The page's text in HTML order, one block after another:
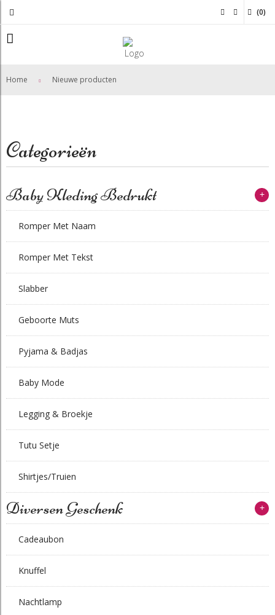
(0)
Home Nieuwe producten
Categorieën
+
Baby Kleding Bedrukt
Romper Met Naam
Romper Met Tekst
Slabber
Geboorte Muts
Pyjama & Badjas
Baby Mode
Legging & Broekje
Tutu Setje
Shirtjes/Truien
+
Diversen Geschenk
Cadeaubon
Knuffel
Nachtlamp